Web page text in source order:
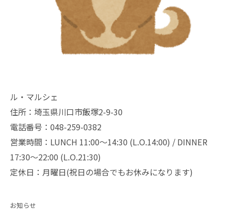
ル・マルシェ
住所：埼玉県川口市飯塚2-9-30
電話番号：048-259-0382
営業時間：LUNCH 11:00～14:30 (L.O.14:00) / DINNER
17:30～22:00 (L.O.21:30)
定休日：月曜日(祝日の場合でもお休みになります)
お知らせ